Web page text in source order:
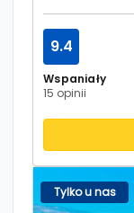
Wspaniały
15 opinii
9.4
Tylko u nas